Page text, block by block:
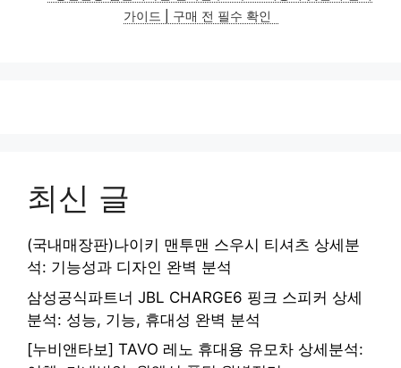
가이드 | 구매 전 필수 확인
최신 글
(국내매장판)나이키 맨투맨 스우시 티셔츠 상세분
석: 기능성과 디자인 완벽 분석
삼성공식파트너 JBL CHARGE6 핑크 스피커 상세
분석: 성능, 기능, 휴대성 완벽 분석
[누비앤타보] TAVO 레노 휴대용 유모차 상세분석: